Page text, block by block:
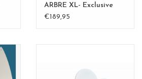
ARBRE XL- Exclusive
Kamakura BLvert -
€189,95